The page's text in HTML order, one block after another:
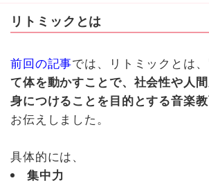
リトミックとは
前回の記事では、リトミックとは、
て体を動かすことで、社会性や人
身につけることを目的とする音楽
お伝えしました。
具体的には、
集中力